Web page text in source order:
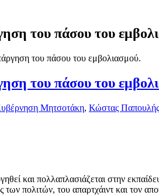
του πάσου του
του πάσου του εμβολιασμού.
του πάσου του
Μητσοτάκη, Κώστας Παπουλής
και πολλαπλασιάζεται στην
πολιτών, του απαρτχάιντ και τον